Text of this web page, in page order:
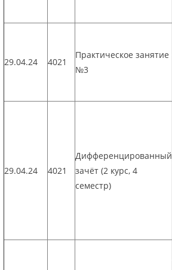
29.04.24 4021
Практическое занятие
№3
29.04.24 4021
Дифференцированный
зачёт (2 курс, 4
семестр)